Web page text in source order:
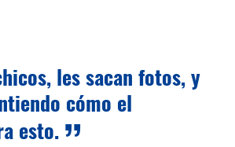
les sacan fotos, y
cómo el
esto.